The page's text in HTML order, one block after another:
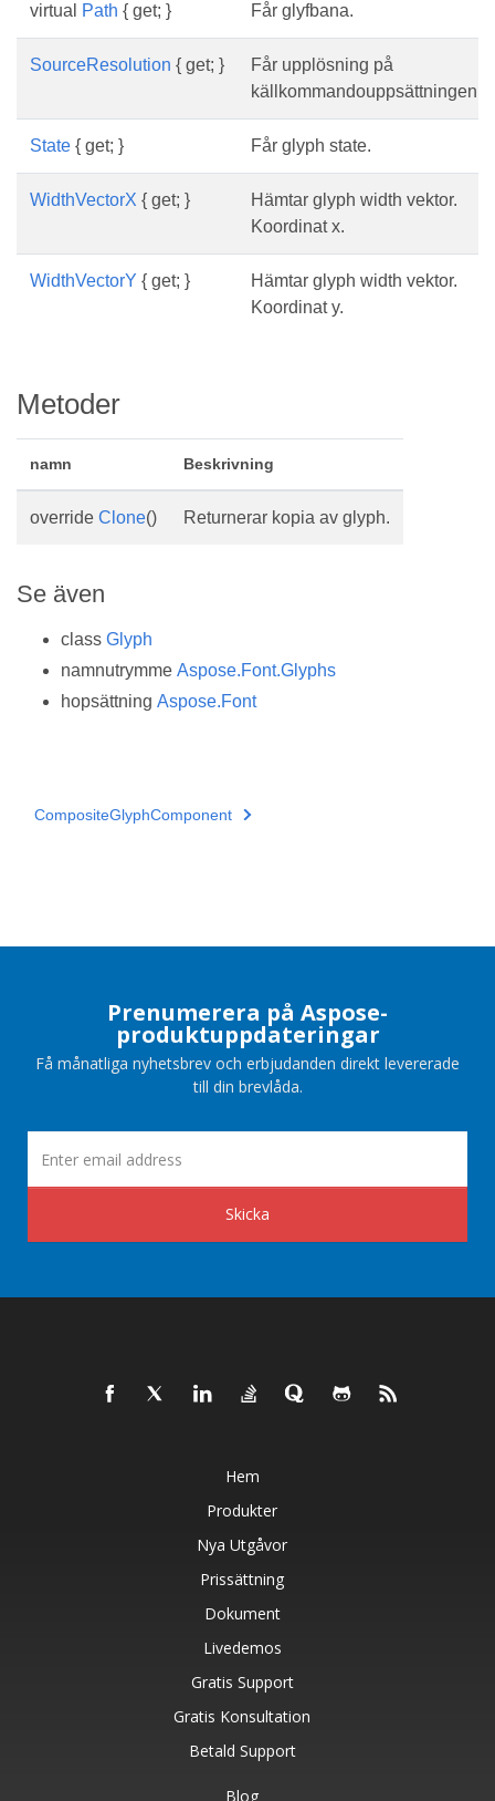
virtual Path { get; } Får glyfbana.
SourceResolution { get; }
Får upplösning på
källkommandouppsättningen.
State { get; } Får glyph state.
WidthVectorX { get; }
Hämtar glyph width vektor.
Koordinat x.
WidthVectorY { get; }
Hämtar glyph width vektor.
Koordinat y.
Metoder
namn Beskrivning
override Clone() Returnerar kopia av glyph.
Se även
class Glyph
namnutrymme Aspose.Font.Glyphs
hopsättning Aspose.Font
CompositeGlyphComponent
Prenumerera på Aspose-
produktuppdateringar
Få månatliga nyhetsbrev och erbjudanden direkt levererade
till din brevlåda.
Skicka
Hem
Produkter
Nya Utgåvor
Prissättning
Dokument
Livedemos
Gratis Support
Gratis Konsultation
Betald Support
Blog